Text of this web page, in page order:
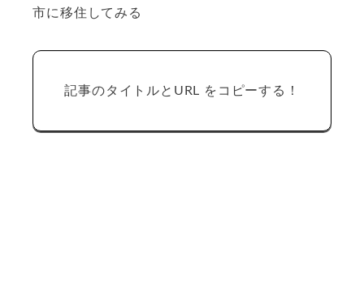
市に移住してみる
記事のタイトルとURL をコピーする！